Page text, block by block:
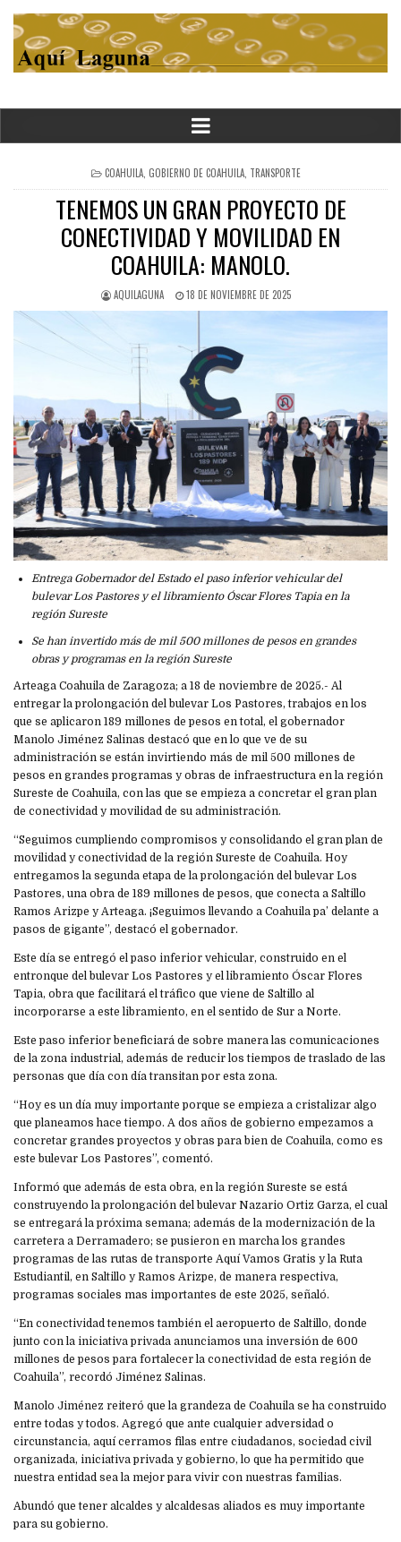
POSTED
IN
COAHUILA GOBIERNO DE COAHUILA TRANSPORTE
TENEMOS UN GRAN PROYECTO DE
CONECTIVIDAD Y MOVILIDAD EN
COAHUILA: MANOLO.
AQUILAGUNA 18 DE NOVIEMBRE DE 2025
Entrega Gobernador del Estado el paso inferior vehicular del
bulevar Los Pastores y el libramiento Óscar Flores Tapia en la
región Sureste
Se han invertido más de mil 500 millones de pesos en grandes
obras y programas en la región Sureste
Arteaga Coahuila de Zaragoza; a 18 de noviembre de 2025.- Al
entregar la prolongación del bulevar Los Pastores, trabajos en los
que se aplicaron 189 millones de pesos en total, el gobernador
Manolo Jiménez Salinas destacó que en lo que ve de su
administración se están invirtiendo más de mil 500 millones de
pesos en grandes programas y obras de infraestructura en la región
Sureste de Coahuila, con las que se empieza a concretar el gran plan
de conectividad y movilidad de su administración.
“Seguimos cumpliendo compromisos y consolidando el gran plan de
movilidad y conectividad de la región Sureste de Coahuila. Hoy
entregamos la segunda etapa de la prolongación del bulevar Los
Pastores, una obra de 189 millones de pesos, que conecta a Saltillo
Ramos Arizpe y Arteaga. ¡Seguimos llevando a Coahuila pa’ delante a
pasos de gigante”, destacó el gobernador.
Este día se entregó el paso inferior vehicular, construido en el
entronque del bulevar Los Pastores y el libramiento Óscar Flores
Tapia, obra que facilitará el tráfico que viene de Saltillo al
incorporarse a este libramiento, en el sentido de Sur a Norte.
Este paso inferior beneficiará de sobre manera las comunicaciones
de la zona industrial, además de reducir los tiempos de traslado de las
personas que día con día transitan por esta zona.
“Hoy es un día muy importante porque se empieza a cristalizar algo
que planeamos hace tiempo. A dos años de gobierno empezamos a
concretar grandes proyectos y obras para bien de Coahuila, como es
este bulevar Los Pastores”, comentó.
Informó que además de esta obra, en la región Sureste se está
construyendo la prolongación del bulevar Nazario Ortiz Garza, el cual
se entregará la próxima semana; además de la modernización de la
carretera a Derramadero; se pusieron en marcha los grandes
programas de las rutas de transporte Aquí Vamos Gratis y la Ruta
Estudiantil, en Saltillo y Ramos Arizpe, de manera respectiva,
programas sociales mas importantes de este 2025, señaló.
“En conectividad tenemos también el aeropuerto de Saltillo, donde
junto con la iniciativa privada anunciamos una inversión de 600
millones de pesos para fortalecer la conectividad de esta región de
Coahuila”, recordó Jiménez Salinas.
Manolo Jiménez reiteró que la grandeza de Coahuila se ha construido
entre todas y todos. Agregó que ante cualquier adversidad o
circunstancia, aquí cerramos filas entre ciudadanos, sociedad civil
organizada, iniciativa privada y gobierno, lo que ha permitido que
nuestra entidad sea la mejor para vivir con nuestras familias.
Abundó que tener alcaldes y alcaldesas aliados es muy importante
para su gobierno.